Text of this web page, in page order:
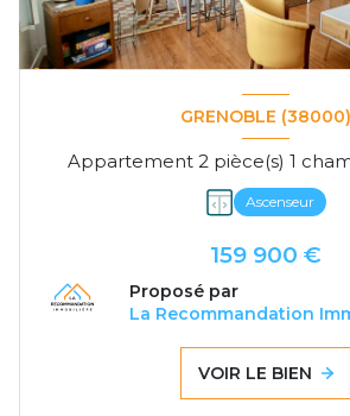
GRENOBLE (38000)
Ascenseur
159 900 €
Proposé par
La Recommandation
VOIR LE BIEN